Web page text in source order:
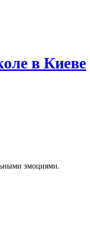
в Киеве
эмоциями.